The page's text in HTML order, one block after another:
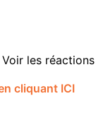
les réactions
cliquant ICI